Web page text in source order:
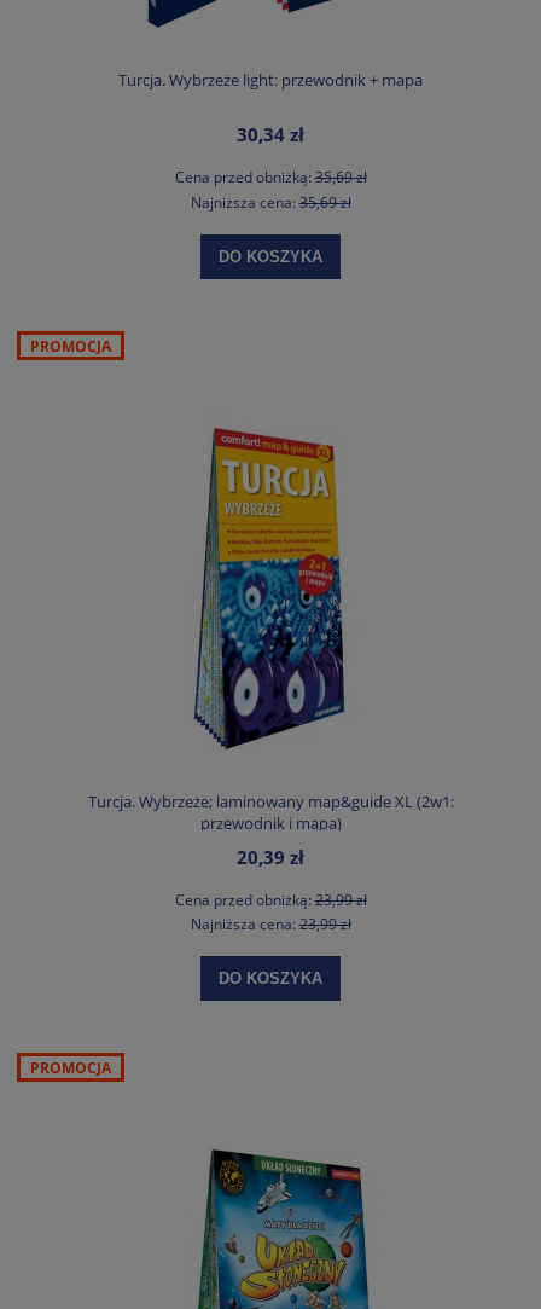
Turcja. Wybrzeże light: przewodnik + mapa
30,34 zł
Cena przed obniżką:35,69 zł
Najniższa cena:35,69 zł
DO KOSZYKA
Turcja. Wybrzeże; laminowany map&guide XL (2w1:
przewodnik i mapa)
20,39 zł
Cena przed obniżką:23,99 zł
Najniższa cena:23,99 zł
DO KOSZYKA
PROMOCJA
PROMOCJA